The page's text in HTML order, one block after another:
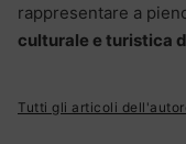
rappresentare a
culturale e turistica
Tutti gli articoli